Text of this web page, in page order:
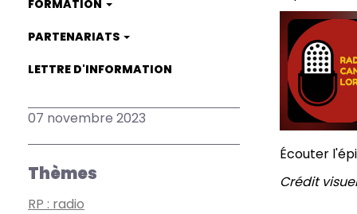
FORMATION
PARTENARIATS
LETTRE D'INFORMATION
07 novembre 2023
Thèmes
RP : radio
Écouter
Crédit